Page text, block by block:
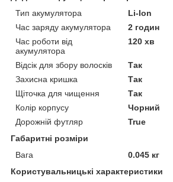
Тип акумулятора
Li-Ion
Час заряду акумулятора
2 годин
Час роботи від
акумулятора
120 хв
Відсік для збору волосків
Так
Захисна кришка
Так
Щіточка для чищення
Так
Колір корпусу
Чорний
Дорожній футляр
True
Габаритні розміри
Вага
0.045 кг
Користувальницькі характеристики